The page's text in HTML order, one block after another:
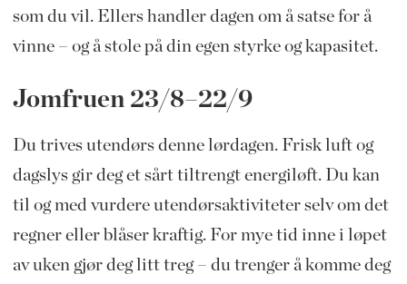
som du vil. Ellers handler dagen om å satse for å
vinne – og å stole på din egen styrke og kapasitet.
Jomfruen 23/8–22/9
Du trives utendørs denne lørdagen. Frisk luft og
dagslys gir deg et sårt tiltrengt energiløft. Du kan
til og med vurdere utendørsaktiviteter selv om det
regner eller blåser kraftig. For mye tid inne i løpet
av uken gjør deg litt treg – du trenger å komme deg